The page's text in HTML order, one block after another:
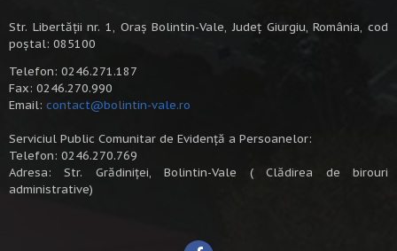
Str. Libertății nr. 1, Oraș Bolintin-Vale, Județ Giurgiu, România, cod
poștal: 085100
Telefon: 0246.271.187
Fax: 0246.270.990
Email: contact@bolintin-vale.ro
Serviciul Public Comunitar de Evidență a Persoanelor:
Telefon: 0246.270.769
Adresa: Str. Grădiniței, Bolintin-Vale ( Clădirea de birouri
administrative)